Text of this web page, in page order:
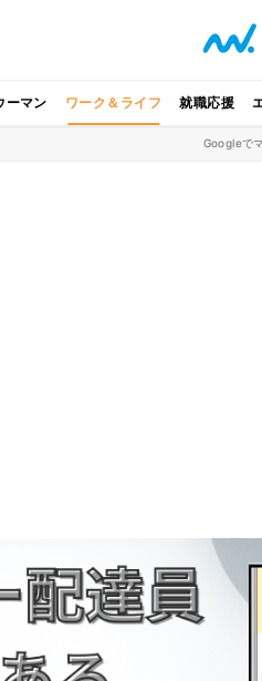
ーマン ワーク＆ライフ 就職応援
Googleで